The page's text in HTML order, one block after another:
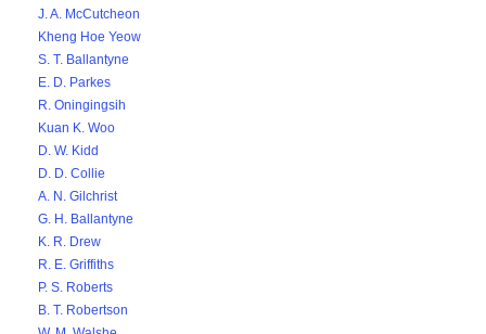
J. A. McCutcheon
Kheng Hoe Yeow
S. T. Ballantyne
E. D. Parkes
R. Oningingsih
Kuan K. Woo
D. W. Kidd
D. D. Collie
A. N. Gilchrist
G. H. Ballantyne
K. R. Drew
R. E. Griffiths
P. S. Roberts
B. T. Robertson